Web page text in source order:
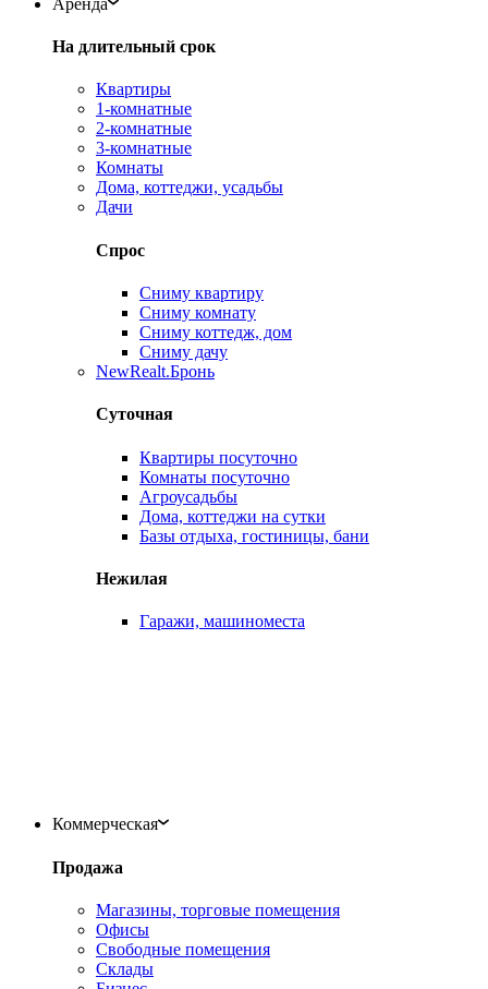
Аренда
На длительный срок
Квартиры
1-комнатные
2-комнатные
3-комнатные
Комнаты
Дома, коттеджи, усадьбы
Дачи
Спрос
Сниму квартиру
Сниму комнату
Сниму коттедж, дом
Сниму дачу
NewRealt.Бронь
Суточная
Квартиры посуточно
Комнаты посуточно
Агроусадьбы
Дома, коттеджи на сутки
Базы отдыха, гостиницы, бани
Нежилая
Гаражи, машиноместа
Коммерческая
Продажа
Магазины, торговые помещения
Офисы
Свободные помещения
Склады